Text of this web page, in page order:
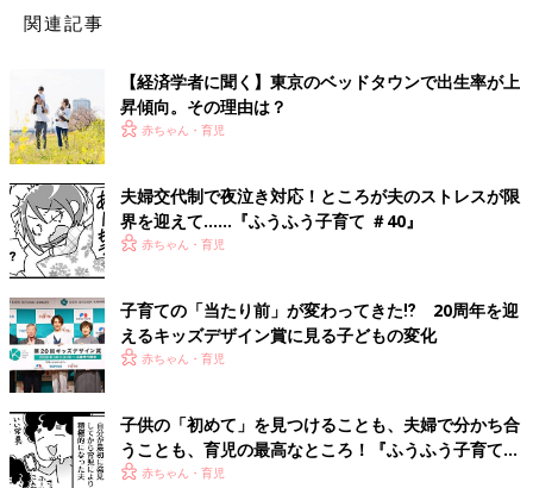
関連記事
【経済学者に聞く】東京のベッドタウンで出生率が上
昇傾向。その理由は？
赤ちゃん・育児
夫婦交代制で夜泣き対応！ところが夫のストレスが限
界を迎えて……『ふうふう子育て ＃40』
赤ちゃん・育児
子育ての「当たり前」が変わってきた⁉ 20周年を迎
えるキッズデザイン賞に見る子どもの変化
赤ちゃん・育児
子供の「初めて」を見つけることも、夫婦で分かち合
うことも、育児の最高なところ！『ふうふう子育て
＃52』
赤ちゃん・育児